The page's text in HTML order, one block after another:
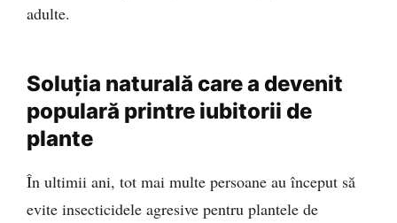
adulte.
Soluția naturală care a devenit
populară printre iubitorii de
plante
În ultimii ani, tot mai multe persoane au început să
evite insecticidele agresive pentru plantele de